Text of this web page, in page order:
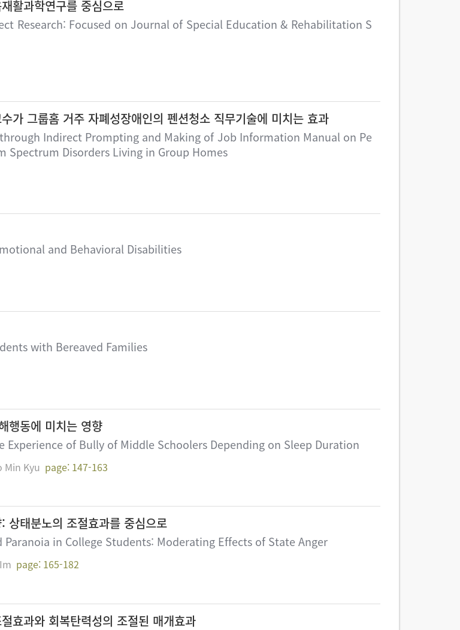
활과학연구를 중심으로
Research: Focused on Journal of Special Education & Rehabilitation S
가 그룹홈 거주 자폐성장애인의 펜션청소 직무기술에 미치는 효과
Indirect Prompting and Making of Job Information Manual on Pe
Spectrum Disorders Living in Group Homes
and Behavioral Disabilities
with Bereaved Families
행동에 미치는 영향
of Bully of Middle Schoolers Depending on Sleep Duration
Min Kyu page: 147-163
상태분노의 조절효과를 중심으로
in College Students: Moderating Effects of State Anger
page: 165-182
효과와 회복탄력성의 조절된 매개효과